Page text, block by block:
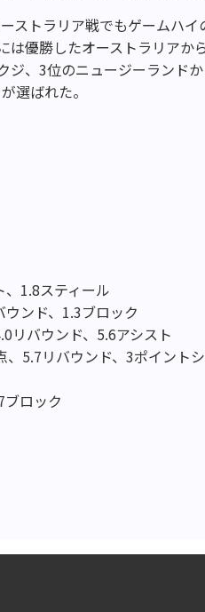
ストラリア戦でもゲームハイ
優勝したオーストラリアか
ジ、3位のニュージーランド
選ばれた。
1.8スティール
ンド、1.3ブロック
リバウンド、5.6アシスト
5.7リバウンド、3ポイント
ロック